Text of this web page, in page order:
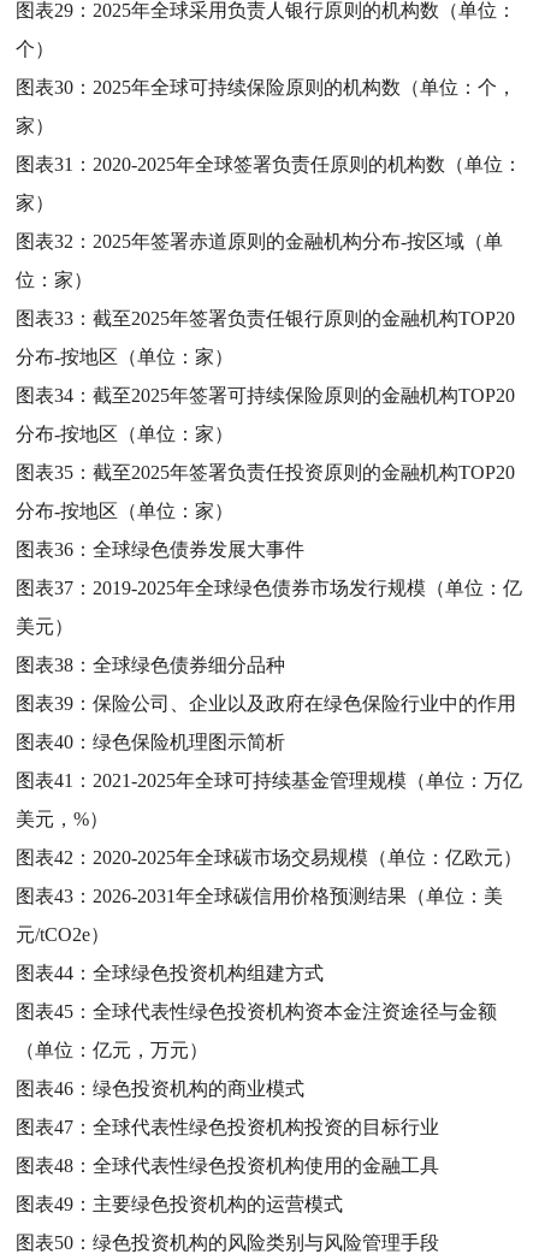
图表29： 2025年全球采用负责人银行原则的机构数（单位：
个）
图表30： 2025年全球可持续保险原则的机构数（单位：个，
家）
图表31： 2020-2025年全球签署负责任原则的机构数（单位：
家）
图表32： 2025年签署赤道原则的金融机构分布-按区域（单
位：家）
图表33：截至2025年签署负责任银行原则的金融机构TOP20
分布-按地区（单位：家）
图表34：截至2025年签署可持续保险原则的金融机构TOP20
分布-按地区（单位：家）
图表35：截至2025年签署负责任投资原则的金融机构TOP20
分布-按地区（单位：家）
图表36：全球绿色债券发展大事件
图表37： 2019-2025年全球绿色债券市场发行规模（单位：亿
美元）
图表38：全球绿色债券细分品种
图表39：保险公司、企业以及政府在绿色保险行业中的作用
图表40：绿色保险机理图示简析
图表41： 2021-2025年全球可持续基金管理规模（单位：万亿
美元，%）
图表42： 2020-2025年全球碳市场交易规模（单位：亿欧元）
图表43： 2026-2031年全球碳信用价格预测结果（单位：美
元/tCO2e）
图表44：全球绿色投资机构组建方式
图表45：全球代表性绿色投资机构资本金注资途径与金额
（单位：亿元，万元）
图表46：绿色投资机构的商业模式
图表47：全球代表性绿色投资机构投资的目标行业
图表48：全球代表性绿色投资机构使用的金融工具
图表49： 主要绿色投资机构的运营模式
图表50：绿色投资机构的风险类别与风险管理手段